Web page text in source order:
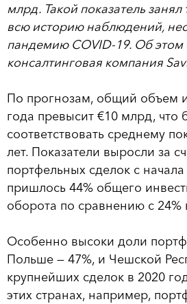
млрд. Такой показатель занял
всю историю наблюдений,
пандемию COVID-19. Об этом
консалтинговая компания
По прогнозам, общий объем
года превысит €10 млрд, что
соответствовать среднему
лет. Показатели выросли за
портфельных сделок с
пришлось 44% общего
оборота по сравнению с 24%
Особенно высоки доли
Польше — 47%, и Чешской
крупнейших сделок в 2020
этих странах, например,